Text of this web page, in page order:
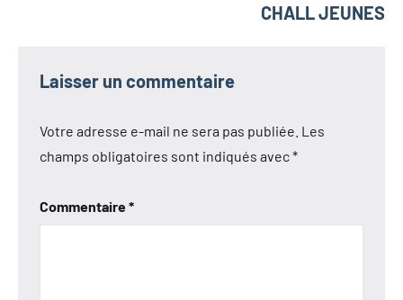
CHALL JEUNES
Laisser un commentaire
Votre adresse e-mail ne sera pas publiée. Les
champs obligatoires sont indiqués avec*
Commentaire*